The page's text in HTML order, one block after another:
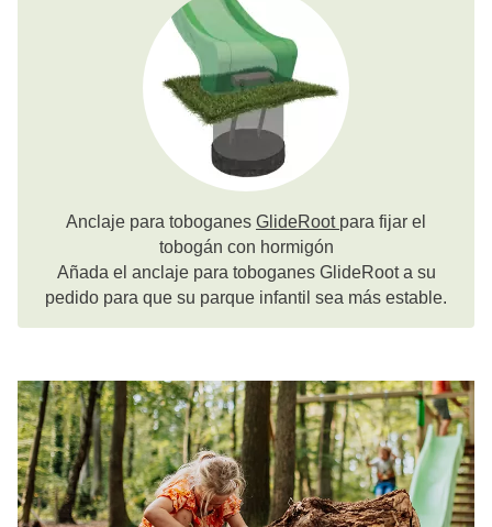
Anclaje para toboganes GlideRoot para fijar el
tobogán con hormigón
Añada el anclaje para toboganes GlideRoot a su
pedido para que su parque infantil sea más estable.